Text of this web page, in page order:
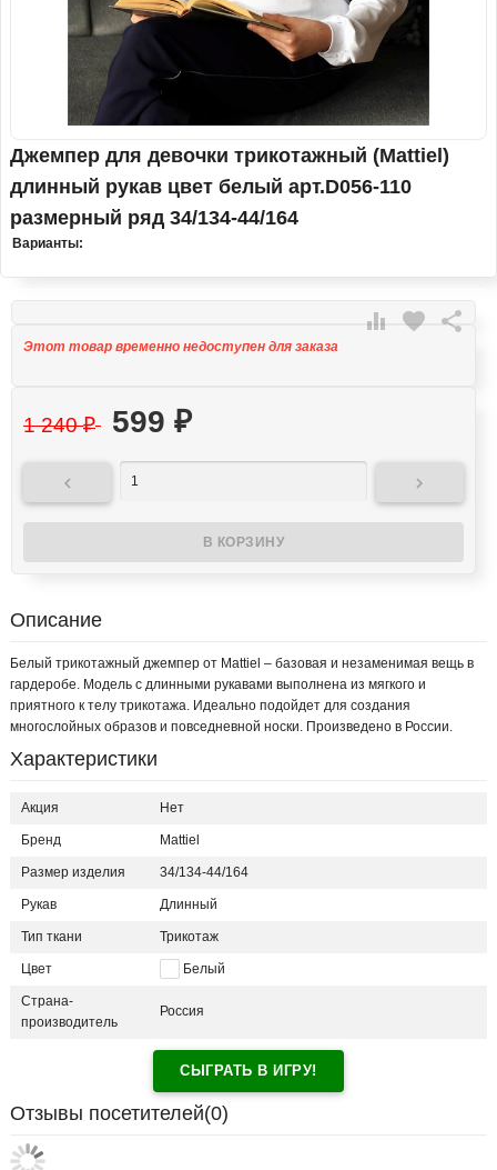
Джемпер для девочки трикотажный (Mattiel)
длинный рукав цвет белый арт.D056-110
размерный ряд 34/134-44/164
Варианты:
 favorite 
Этот товар временно недоступен для заказа
1 240₽ 599 ₽
 
Описание
Белый трикотажный джемпер от Mattiel – базовая и незаменимая вещь в
гардеробе. Модель с длинными рукавами выполнена из мягкого и
приятного к телу трикотажа. Идеально подойдет для создания
многослойных образов и повседневной носки. Произведено в России.
Характеристики
Акция Нет
Бренд Mattiel
Размер изделия 34/134-44/164
Рукав Длинный
Тип ткани Трикотаж
Цвет Белый
Страна-
производитель
Россия
СЫГРАТЬ В ИГРУ!
Отзывы посетителей(0)